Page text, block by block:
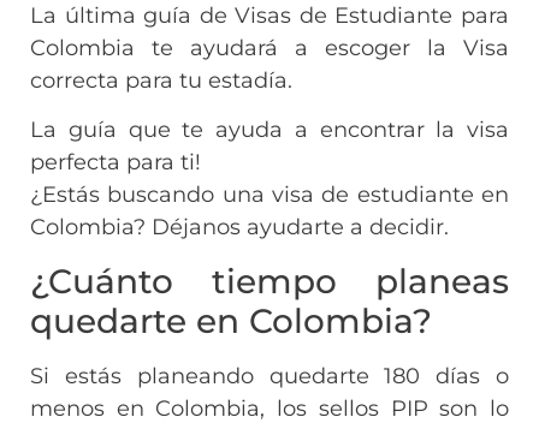
La última guía de Visas de Estudiante para
Colombia te ayudará a escoger la Visa
correcta para tu estadía.
La guía que te ayuda a encontrar la visa
perfecta para ti!
¿Estás buscando una visa de estudiante en
Colombia? Déjanos ayudarte a decidir.
¿Cuánto tiempo planeas
quedarte en Colombia?
Si estás planeando quedarte 180 días o
menos en Colombia, los sellos PIP son lo